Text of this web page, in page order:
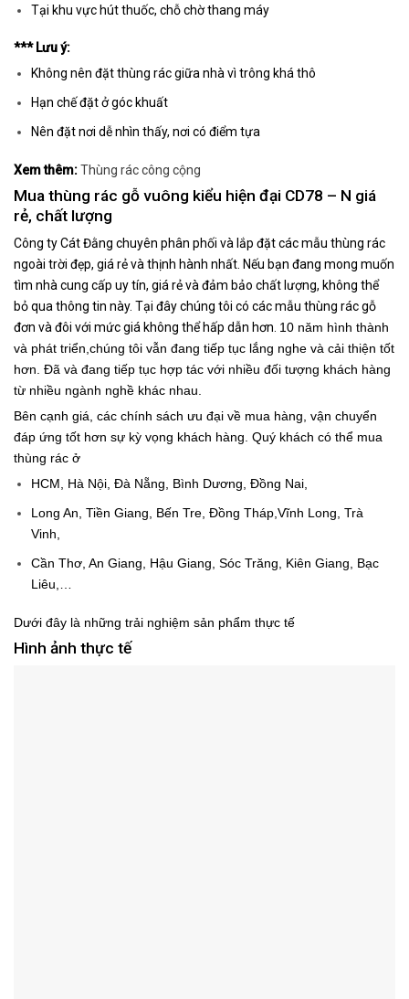
Tại khu vực hút thuốc, chỗ chờ thang máy
*** Lưu ý:
Không nên đặt thùng rác giữa nhà vì trông khá thô
Hạn chế đặt ở góc khuất
Nên đặt nơi dễ nhìn thấy, nơi có điểm tựa
Xem thêm:Thùng rác công cộng
Mua thùng rác gỗ vuông kiểu hiện đại CD78 – N giá
rẻ, chất lượng
Công ty Cát Đằng chuyên phân phối và lắp đặt các mẫu thùng rác
ngoài trời đẹp, giá rẻ và thịnh hành nhất. Nếu bạn đang mong muốn
tìm nhà cung cấp uy tín, giá rẻ và đảm bảo chất lượng, không thể
bỏ qua thông tin này. Tại đây chúng tôi có các mẫu thùng rác gỗ
đơn và đôi với mức giá không thể hấp dẫn hơn. 10 năm hình thành
và phát triển,chúng tôi vẫn đang tiếp tục lắng nghe và cải thiện tốt
hơn. Đã và đang tiếp tục hợp tác với nhiều đối tượng khách hàng
từ nhiều ngành nghề khác nhau.
Bên cạnh giá, các chính sách ưu đại về mua hàng, vận chuyển
đáp ứng tốt hơn sự kỳ vọng khách hàng. Quý khách có thể mua
thùng rác ở
HCM, Hà Nội, Đà Nẵng, Bình Dương, Đồng Nai,
Long An, Tiền Giang, Bến Tre, Đồng Tháp,Vĩnh Long, Trà
Vinh,
Cần Thơ, An Giang, Hậu Giang, Sóc Trăng, Kiên Giang, Bạc
Liêu,…
Dưới đây là những trải nghiệm sản phẩm thực tế
Hình ảnh thực tế